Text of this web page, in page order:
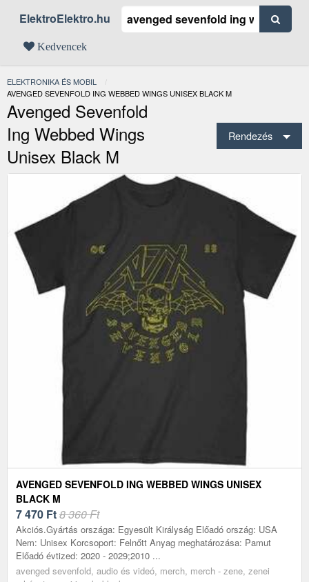
ElektroElektro.hu
Kedvencek
ELEKTRONIKA ÉS MOBIL
JELENLEGI:
AVENGED SEVENFOLD ING WEBBED WINGS UNISEX BLACK M
Avenged Sevenfold
Ing Webbed Wings
Unisex Black M
Rendezés
AVENGED SEVENFOLD ING WEBBED WINGS UNISEX
BLACK M
7 470 Ft8 360 Ft
Akciós.Gyártás országa: Egyesült Királyság Előadó ország: USA
Nem: Unisex Korcsoport: Felnőtt Anyag meghatározása: Pamut
Előadó évtized: 2020 - 2029;2010 ...
avenged sevenfold, audio és videó, merch, merch - zene, zenei